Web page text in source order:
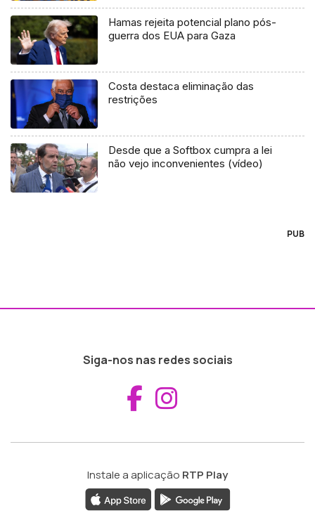
Hamas rejeita potencial plano pós-
guerra dos EUA para Gaza
Costa destaca eliminação das
restrições
Desde que a Softbox cumpra a lei
não vejo inconvenientes (vídeo)
PUB
Siga-nos nas redes sociais
Aceder ao
Instale a aplicação RTP Play